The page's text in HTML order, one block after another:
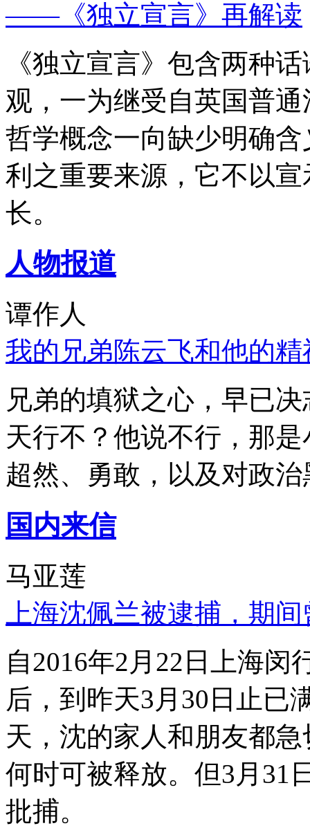
——《独立宣言》再解读
《独立宣言》包含两种
观，一为继受自英国普
哲学概念一向缺少明确
利之重要来源，它不以
长。
人物报道
谭作人
我的兄弟陈云飞和他的
兄弟的填狱之心，早已
天行不？他说不行，那
超然、勇敢，以及对政
国内来信
马亚莲
上海沈佩兰被逮捕，期
自2016年2月22日上海
后，到昨天3月30日止已
天，沈的家人和朋友都
何时可被释放。但3月31
批捕。